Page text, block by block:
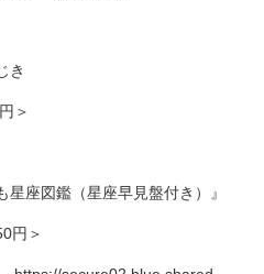
き
＞
星座図鑑（星座早見盤付き）』
円＞